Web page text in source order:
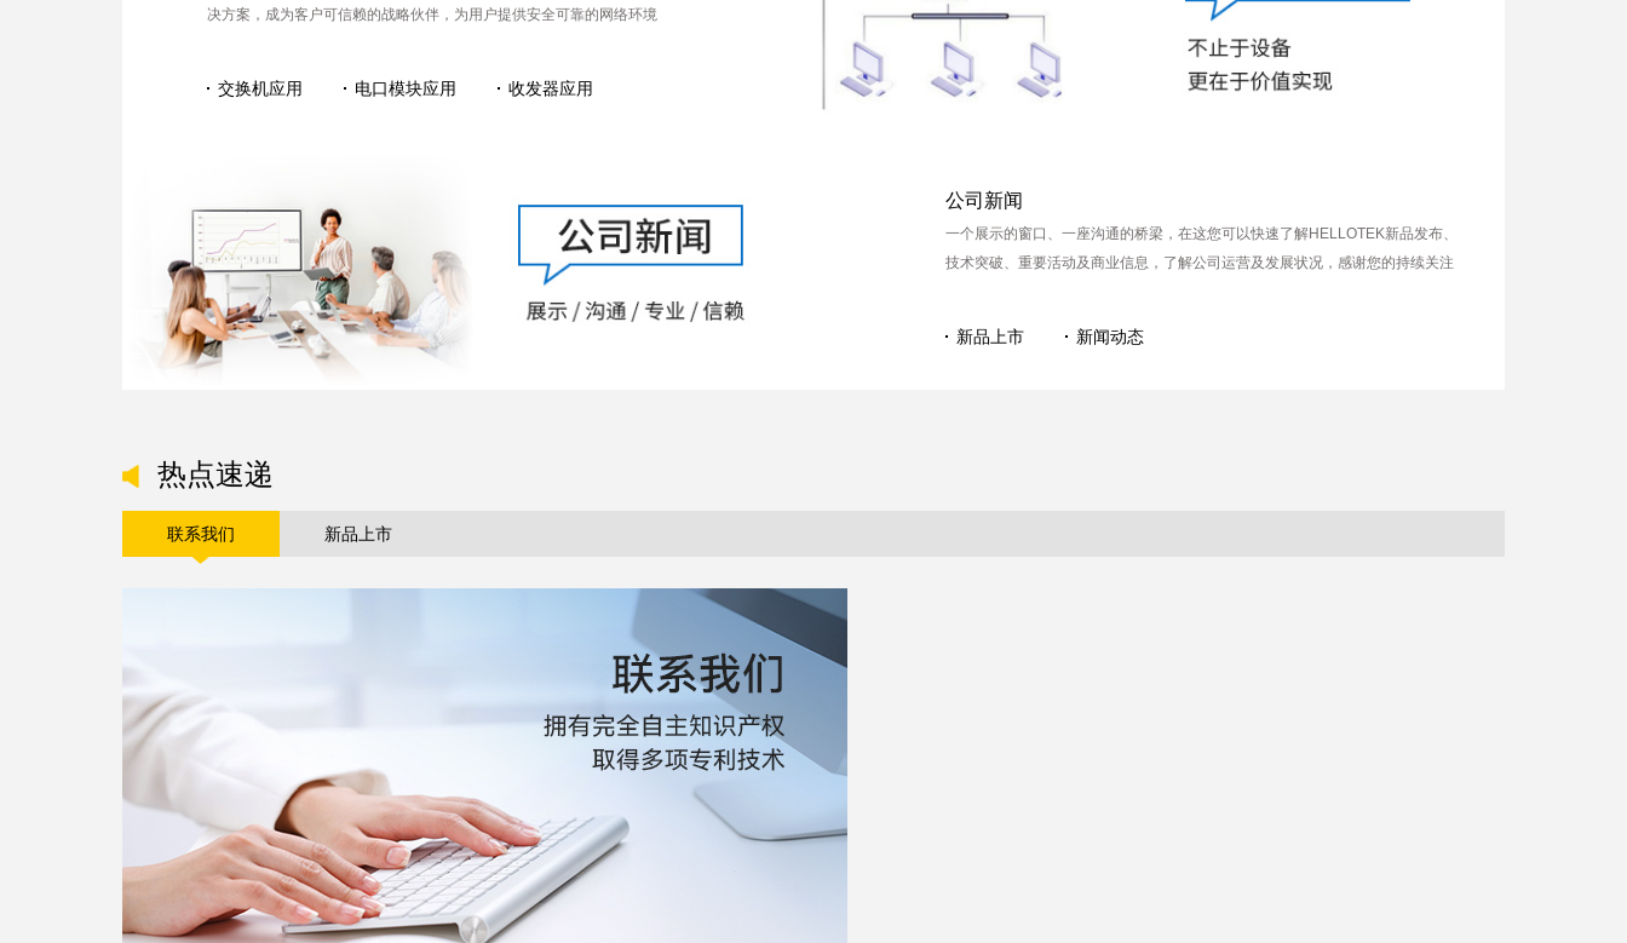
决方案，成为客户可信赖的战略伙伴，为用户提供安全可靠的网络环境
交换机应用 电口模块应用 收发器应用
公司新闻
一个展示的窗口、一座沟通的桥梁，在这您可以快速了解HELLOTEK新品发布、
技术突破、重要活动及商业信息，了解公司运营及发展状况，感谢您的持续关注
新品上市 新闻动态
热点速递
联系我们 新品上市